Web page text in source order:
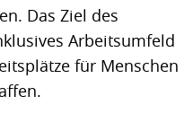
Das Ziel des
Arbeitsumfeld
für Menschen